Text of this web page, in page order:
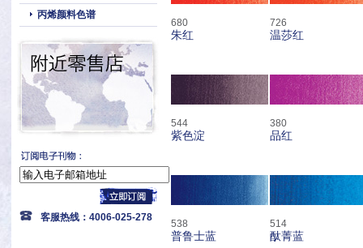
丙烯颜料色谱
客服热线：4006-025-278
680
朱红
726
温莎红
544
紫色淀
380
品红
538
普鲁士蓝
514
酞菁蓝